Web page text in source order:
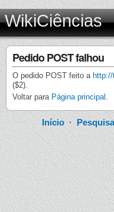
WikiCiências
Pedido POST falhou
O pedido POST feito a
($2).
Voltar para Página principal .
Início·Pesquisa